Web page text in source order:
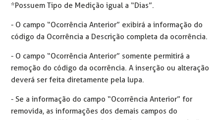
*Possuem Tipo de Medição igual a “Dias”.
- O campo “Ocorrência Anterior” exibirá a informação do
código da Ocorrência a Descrição completa da ocorrência.
- O campo “Ocorrência Anterior” somente permitirá a
remoção do código da ocorrência. A inserção ou alteração
deverá ser feita diretamente pela lupa.
- Se a informação do campo “Ocorrência Anterior” for
removida, as informações dos demais campos do